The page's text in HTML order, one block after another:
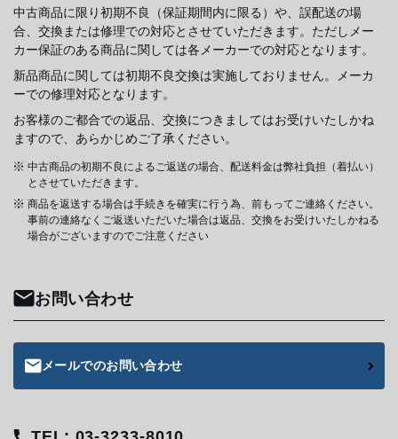
中古商品に限り初期不良（保証期間内に限る）や、誤配送の場
合、交換または修理での対応とさせていただきます。ただしメー
カー保証のある商品に関しては各メーカーでの対応となります。
新品商品に関しては初期不良交換は実施しておりません。メーカ
ーでの修理対応となります。
お客様のご都合での返品、交換につきましてはお受けいたしかね
ますので、あらかじめご了承ください。
中古商品の初期不良によるご返送の場合、配送料金は弊社負担（着払い）
とさせていただきます。
商品を返送する場合は手続きを確実に行う為、前もってご連絡ください。
事前の連絡なくご返送いただいた場合は返品、交換をお受けいたしかねる
場合がございますのでご注意ください
お問い合わせ
メールでのお問い合わせ